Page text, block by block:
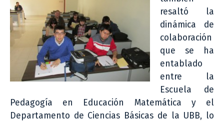
resaltó la
dinámica de
colaboración
que se ha
entablado
entre la
Escuela de
Pedagogía en Educación Matemática y el
Departamento de Ciencias Básicas de la UBB, lo